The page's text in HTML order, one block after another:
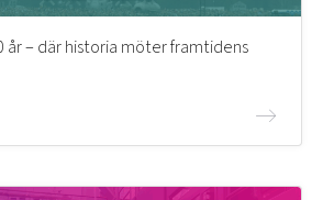
år – där historia möter framtidens